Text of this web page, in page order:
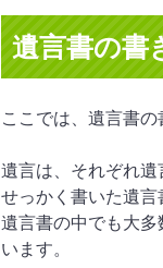
遺言書の書
ここでは、遺言書の
遺言は、それぞれ
せっかく書いた遺
遺言書の中でも大
います。